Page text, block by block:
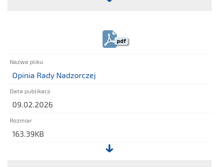
Plik:
pdf
Opinia Rady Nadzorczej
09.02.2026
163.39KB
Plik: